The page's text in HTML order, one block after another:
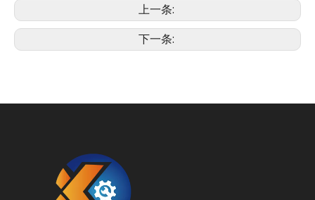
上一条:
下一条: